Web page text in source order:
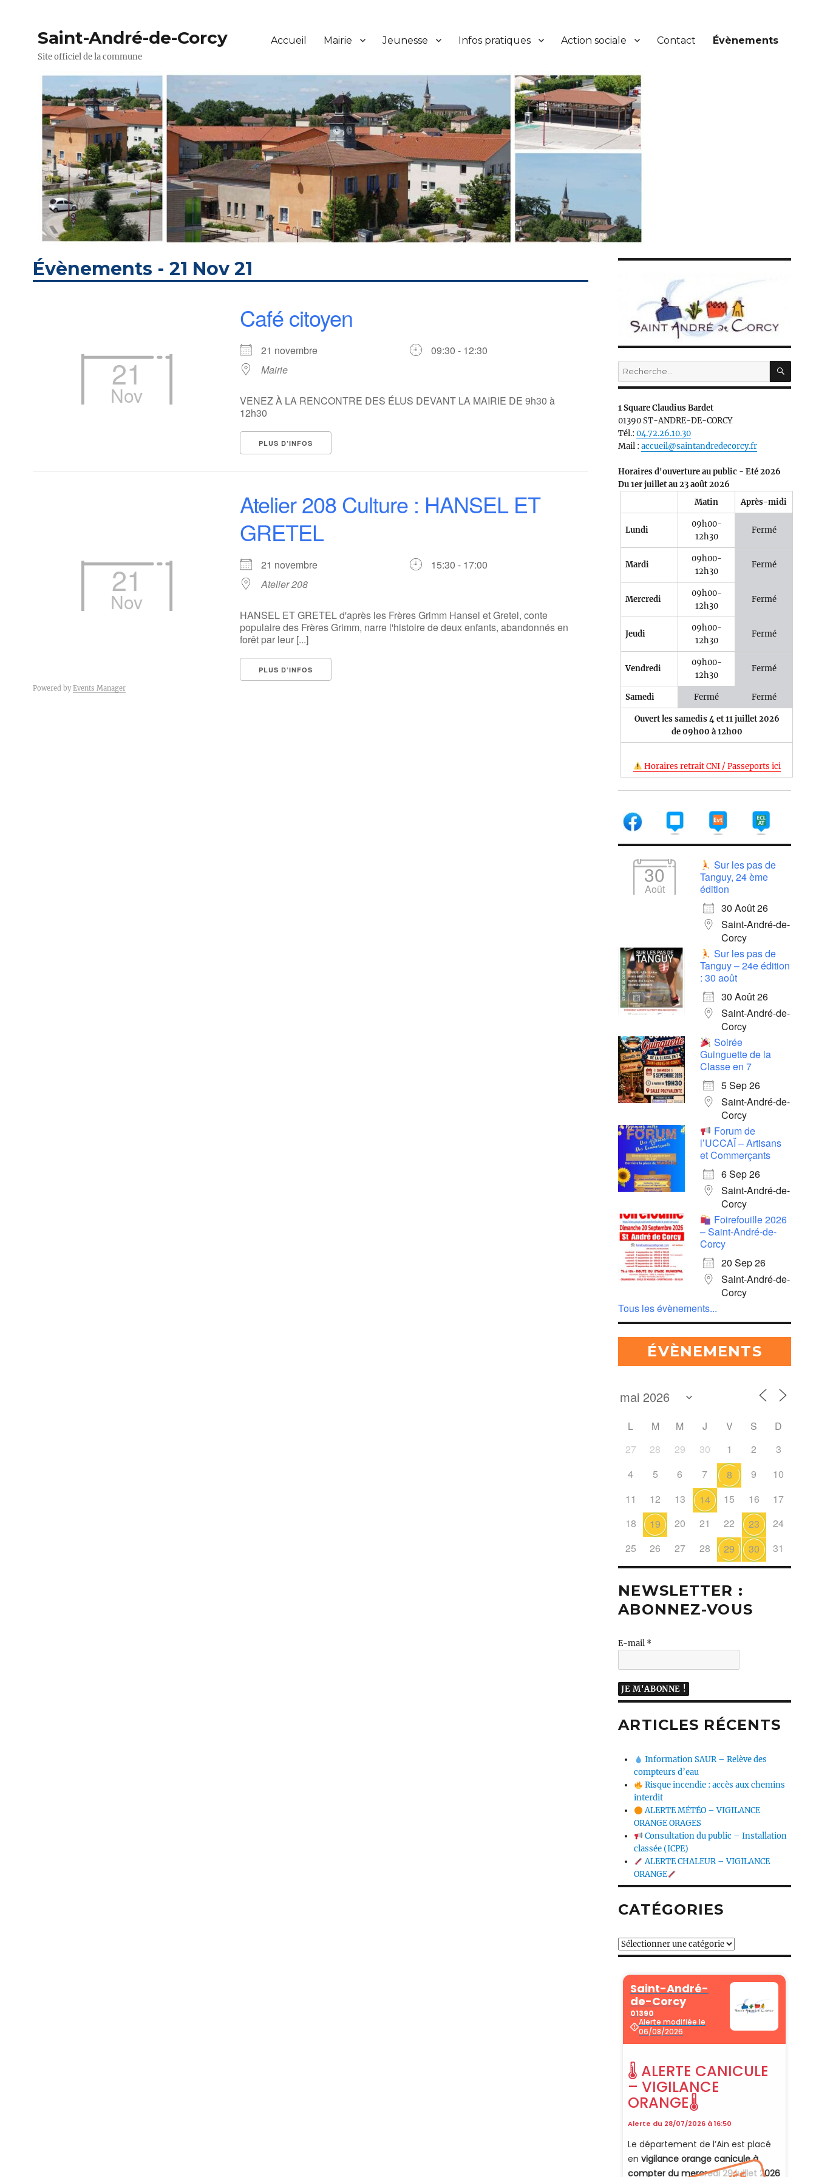
Saint-André-de-Corcy
Site officiel de la commune
Accueil Mairie Jeunesse Infos pratiques Action sociale Contact Évènements
Évènements - 21 Nov 21
21
Nov
Café citoyen
21 novembre
09:30 - 12:30
Mairie
VENEZ À LA RENCONTRE DES ÉLUS DEVANT LA MAIRIE DE 9h30 à
12h30
PLUS D’INFOS
21
Nov
Atelier 208 Culture : HANSEL ET
GRETEL
21 novembre
15:30 - 17:00
Atelier 208
HANSEL ET GRETEL d'après les Frères Grimm Hansel et Gretel, conte
populaire des Frères Grimm, narre l'histoire de deux enfants, abandonnés en
forêt par leur [...]
PLUS D’INFOS
Powered by Events Manager
Recherche
pour :
1 Square Claudius Bardet
01390 ST-ANDRE-DE-CORCY
Tél.:04.72.26.10.30
Mail :accueil@saintandredecorcy.fr
Horaires d'ouverture au public - Eté 2026
Du 1er juillet au 23 août 2026
Matin
Après-midi
Lundi
09h00-
12h30
Fermé
Mardi
09h00-
12h30
Fermé
Mercredi
09h00-
12h30
Fermé
Jeudi
09h00-
12h30
Fermé
Vendredi
09h00-
12h30
Fermé
Samedi Fermé Fermé
Ouvert les samedis 4 et 11 juillet 2026
de 09h00 à 12h00
Horaires retrait CNI / Passeports ici
30
Août
Sur les pas de
Tanguy, 24 ème
édition
30 Août 26
Saint-André-de-
Corcy
Sur les pas de
Tanguy – 24e édition
: 30 août
30 Août 26
Saint-André-de-
Corcy
Soirée
Guinguette de la
Classe en 7
5 Sep 26
Saint-André-de-
Corcy
Forum de
l’UCCAÏ – Artisans
et Commerçants
6 Sep 26
Saint-André-de-
Corcy
Foirefouille 2026
– Saint-André-de-
Corcy
20 Sep 26
Saint-André-de-
Corcy
Tous les évènements...
ÉVÈNEMENTS
L M M J V S
D
27
28 29 30 1 2
3
4
5 6 7 8 9
10
11
12 13 14 15 16
17
18
19 20 21 22 23
24
25
26 27 28 29 30 31
NEWSLETTER :
ABONNEZ-VOUS
E-mail *
ARTICLES RÉCENTS
Information SAUR – Relève des
compteurs d’eau
Risque incendie : accès aux chemins
interdit
ALERTE MÉTÉO – VIGILANCE
ORANGE ORAGES
Consultation du public – Installation
classée (ICPE)
ALERTE CHALEUR – VIGILANCE
ORANGE
CATÉGORIES
Catégories